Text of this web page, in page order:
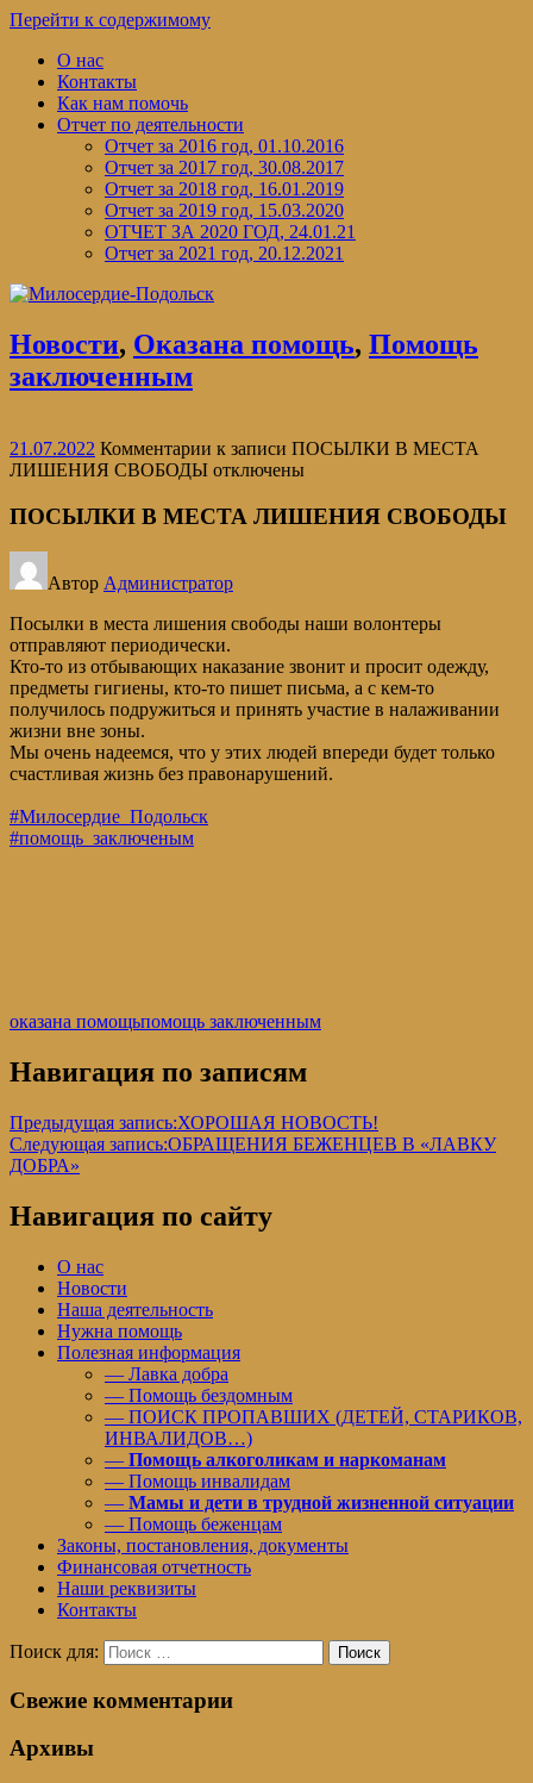
Перейти к содержимому
О нас
Контакты
Как нам помочь
Отчет по деятельности
Отчет за 2016 год, 01.10.2016
Отчет за 2017 год, 30.08.2017
Отчет за 2018 год, 16.01.2019
Отчет за 2019 год, 15.03.2020
ОТЧЕТ ЗА 2020 ГОД, 24.01.21
Отчет за 2021 год, 20.12.2021
Новости, Оказана помощь, Помощь
заключенным
21.07.2022 Комментарии к записи ПОСЫЛКИ В МЕСТА
ЛИШЕНИЯ СВОБОДЫ отключены
ПОСЫЛКИ В МЕСТА ЛИШЕНИЯ СВОБОДЫ
Автор Администратор
Посылки в места лишения свободы наши волонтеры
отправляют периодически.
Кто-то из отбывающих наказание звонит и просит одежду,
предметы гигиены, кто-то пишет письма, а с кем-то
получилось подружиться и принять участие в налаживании
жизни вне зоны.
Мы очень надеемся, что у этих людей впереди будет только
счастливая жизнь без правонарушений.
#Милосердие_Подольск
#помощь_заключеным
оказана помощьпомощь заключенным
Навигация по записям
Предыдущая запись:ХОРОШАЯ НОВОСТЬ!
Следующая запись:ОБРАЩЕНИЯ БЕЖЕНЦЕВ В «ЛАВКУ
ДОБРА»
Навигация по сайту
О нас
Новости
Наша деятельность
Нужна помощь
Полезная информация
— Лавка добра
— Помощь бездомным
— ПОИСК ПРОПАВШИХ (ДЕТЕЙ, СТАРИКОВ,
ИНВАЛИДОВ…)
— Помощь алкоголикам и наркоманам
— Помощь инвалидам
— Мамы и дети в трудной жизненной ситуации
— Помощь беженцам
Законы, постановления, документы
Финансовая отчетность
Наши реквизиты
Контакты
Поиск для: Поиск
Свежие комментарии
Архивы